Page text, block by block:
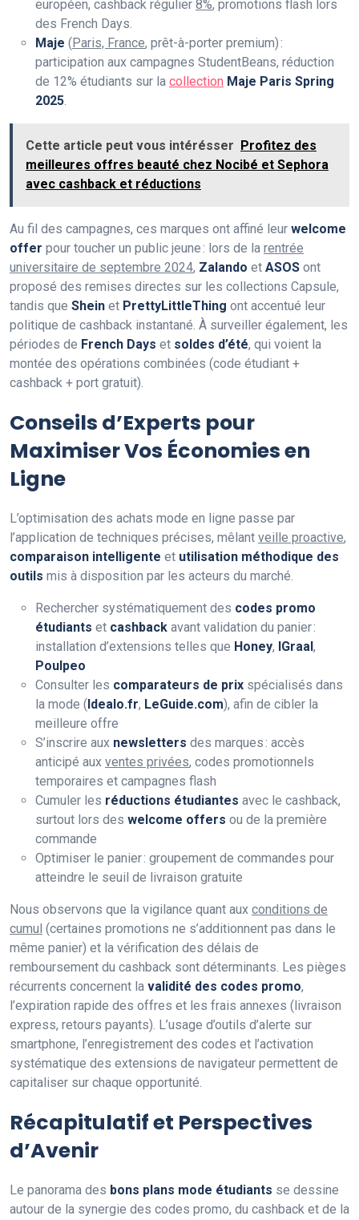
européen, cashback régulier 8%, promotions flash lors
des French Days.
Maje ( Paris, France, prêt-à-porter premium) :
participation aux campagnes StudentBeans, réduction
de 12% étudiants sur la collection Maje Paris Spring
2025.
Cette article peut vous intérésser
Profitez des
meilleures offres beauté chez Nocibé et Sephora
avec cashback et réductions
Au fil des campagnes, ces marques ont affiné leur welcome
offer pour toucher un public jeune : lors de la rentrée
universitaire de septembre 2024, Zalando et ASOS ont
proposé des remises directes sur les collections Capsule,
tandis que Shein et PrettyLittleThing ont accentué leur
politique de cashback instantané. À surveiller également, les
périodes de French Days et soldes d’été, qui voient la
montée des opérations combinées (code étudiant +
cashback + port gratuit).
Conseils d’Experts pour
Maximiser Vos Économies en
Ligne
L’optimisation des achats mode en ligne passe par
l’application de techniques précises, mêlant veille proactive,
comparaison intelligente et utilisation méthodique des
outils mis à disposition par les acteurs du marché.
Rechercher systématiquement des codes promo
étudiants et cashback avant validation du panier :
installation d’extensions telles que Honey, IGraal ,
Poulpeo
Consulter les comparateurs de prix spécialisés dans
la mode ( Idealo.fr, LeGuide.com), afin de cibler la
meilleure offre
S’inscrire aux newsletters des marques : accès
anticipé aux ventes privées, codes promotionnels
temporaires et campagnes flash
Cumuler les réductions étudiantes avec le cashback,
surtout lors des welcome offers ou de la première
commande
Optimiser le panier : groupement de commandes pour
atteindre le seuil de livraison gratuite
Nous observons que la vigilance quant aux conditions de
cumul (certaines promotions ne s’additionnent pas dans le
même panier) et la vérification des délais de
remboursement du cashback sont déterminants. Les pièges
récurrents concernent la validité des codes promo,
l’expiration rapide des offres et les frais annexes (livraison
express, retours payants). L’usage d’outils d’alerte sur
smartphone, l’enregistrement des codes et l’activation
systématique des extensions de navigateur permettent de
capitaliser sur chaque opportunité.
Récapitulatif et Perspectives
d’Avenir
Le panorama des bons plans mode étudiants se dessine
autour de la synergie des codes promo, du cashback et de la